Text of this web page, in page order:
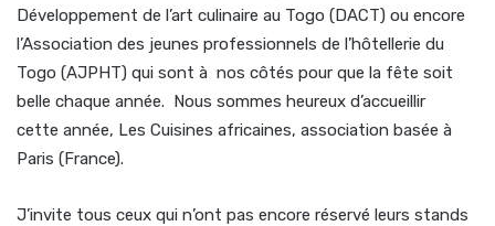
Développement de l’art culinaire au Togo (DACT) ou encore
l’Association des jeunes professionnels de l’hôtellerie du
Togo (AJPHT) qui sont à nos côtés pour que la fête soit
belle chaque année. Nous sommes heureux d’accueillir
cette année, Les Cuisines africaines, association basée à
Paris (France).
J’invite tous ceux qui n’ont pas encore réservé leurs stands